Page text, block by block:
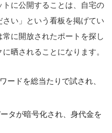
に公開することは、自宅の
さい」という看板を掲げてい
に開放されたポートを探し
晒されることになります。
ードを総当たりで試され、
タが暗号化され、身代金を